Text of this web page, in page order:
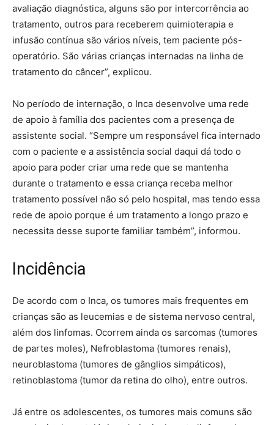
avaliação diagnóstica, alguns são por intercorrência ao
tratamento, outros para receberem quimioterapia e
infusão contínua são vários níveis, tem paciente pós-
operatório. São várias crianças internadas na linha de
tratamento do câncer”, explicou.
No período de internação, o Inca desenvolve uma rede
de apoio à família dos pacientes com a presença de
assistente social. “Sempre um responsável fica internado
com o paciente e a assistência social daqui dá todo o
apoio para poder criar uma rede que se mantenha
durante o tratamento e essa criança receba melhor
tratamento possível não só pelo hospital, mas tendo essa
rede de apoio porque é um tratamento a longo prazo e
necessita desse suporte familiar também”, informou.
Incidência
De acordo com o Inca, os tumores mais frequentes em
crianças são as leucemias e de sistema nervoso central,
além dos linfomas. Ocorrem ainda os sarcomas (tumores
de partes moles), Nefroblastoma (tumores renais),
neuroblastoma (tumores de gânglios simpáticos),
retinoblastoma (tumor da retina do olho), entre outros.
Já entre os adolescentes, os tumores mais comuns são